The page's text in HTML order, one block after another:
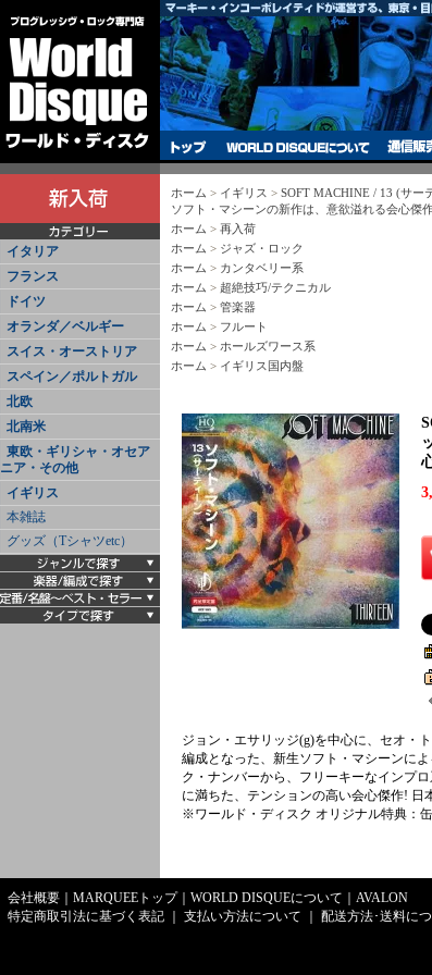
イタリア
フランス
ドイツ
オランダ／ベルギー
スイス・オーストリア
スペイン／ポルトガル
北欧
北南米
東欧・ギリシャ・オセア
ニア・その他
イギリス
本雑誌
グッズ（Tシャツetc）
ホーム > イギリス > SOFT MACHINE / 13 (サー
ソフト・マシーンの新作は、意欲溢れる会心傑
ホーム > 再入荷
ホーム > ジャズ・ロック
ホーム > カンタベリー系
ホーム > 超絶技巧/テクニカル
ホーム > 管楽器
ホーム > フルート
ホーム > ホールズワース系
ホーム > イギリス国内盤
ジョン・エサリッジ(g)を中心に、セオ・
編成となった、新生ソフト・マシーンに
ク・ナンバーから、フリーキーなインプ
に満ちた、テンションの高い会心傑作! 日
※ワールド・ディスク オリジナル特典：
会社概要
MARQUEEトップ｜ WORLD DISQUEについて
AVALON
特定商取引法に基づく表記
支払い方法について 配送方法･送料に